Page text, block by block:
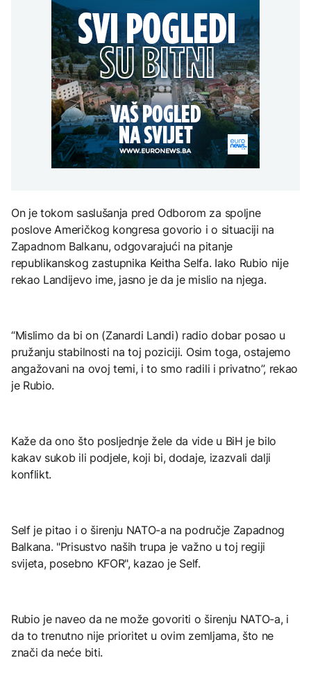
AKTUELNO
Požar se širi Bijeljinom,
zatvorena obilaznica
Plan da se u Crnoj Gori
prave centri za prihvat
migranata? Spajić:
Nismo vodili pregovore
godišnjicu atomskog
bombardovanja: Poziv
na ukidanje nuklearnog
oružja
FOKUS
Žedni za novcem: Koje bi
nove poreze EU mogla
uvesti od 2028. godine?
duhovi”
TEHNOLOGIJA
Dio rakete SpaceX
velikom brzinom pada
na Mjesec
TEHNOLOGIJA
otpada izdvaja zlato
On je tokom saslušanja pred Odborom za spoljne
poslove Američkog kongresa govorio i o situaciji na
Zapadnom Balkanu, odgovarajući na pitanje
republikanskog zastupnika Keitha Selfa. Iako Rubio nije
rekao Landijevo ime, jasno je da je mislio na njega.
“Mislimo da bi on (Zanardi Landi) radio dobar posao u
pružanju stabilnosti na toj poziciji. Osim toga, ostajemo
angažovani na ovoj temi, i to smo radili i privatno”, rekao
je Rubio.
Kaže da ono što posljednje žele da vide u BiH je bilo
kakav sukob ili podjele, koji bi, dodaje, izazvali dalji
konflikt.
Self je pitao i o širenju NATO-a na područje Zapadnog
Balkana. "Prisustvo naših trupa je važno u toj regiji
svijeta, posebno KFOR", kazao je Self.
Rubio je naveo da ne može govoriti o širenju NATO-a, i
da to trenutno nije prioritet u ovim zemljama, što ne
znači da neće biti.